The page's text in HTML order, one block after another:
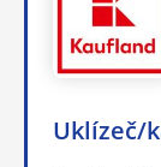
Uklízeč/